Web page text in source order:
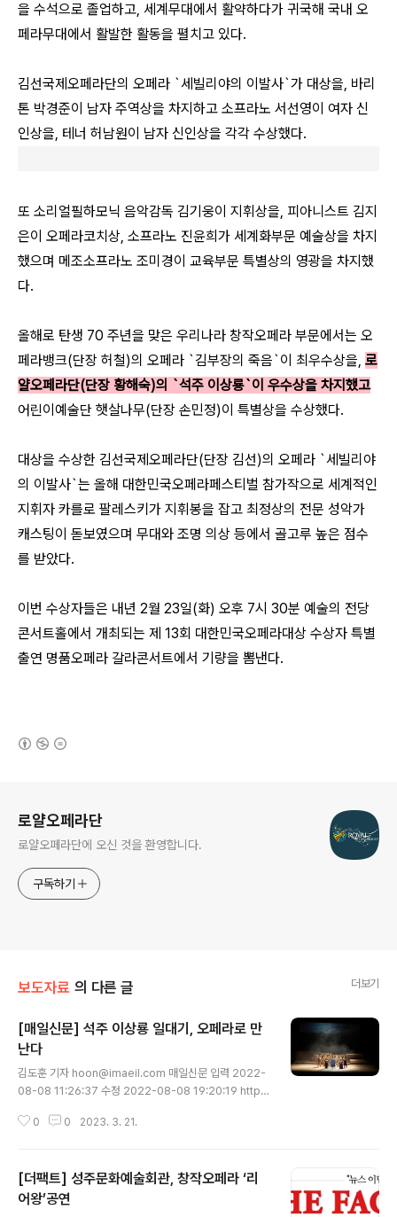
을 수석으로 졸업하고, 세계무대에서 활약하다가 귀국해 국내 오
페라무대에서 활발한 활동을 펼치고 있다.
김선국제오페라단의 오페라 `세빌리야의 이발사`가 대상을, 바리
톤 박경준이 남자 주역상을 차지하고 소프라노 서선영이 여자 신
인상을, 테너 허남원이 남자 신인상을 각각 수상했다.
또 소리얼필하모닉 음악감독 김기웅이 지휘상을, 피아니스트 김지
은이 오페라코치상, 소프라노 진윤희가 세계화부문 예술상을 차지
했으며 메조소프라노 조미경이 교육부문 특별상의 영광을 차지했
다.
올해로 탄생 70 주년을 맞은 우리나라 창작오페라 부문에서는 오
페라뱅크(단장 허철)의 오페라 `김부장의 죽음`이 최우수상을, 로
얄오페라단(단장 황해숙)의 `석주 이상룡`이 우수상을 차지했고
어린이예술단 햇살나무(단장 손민정)이 특별상을 수상했다.
대상을 수상한 김선국제오페라단(단장 김선)의 오페라 `세빌리야
의 이발사`는 올해 대한민국오페라페스티벌 참가작으로 세계적인
지휘자 카를로 팔레스키가 지휘봉을 잡고 최정상의 전문 성악가
캐스팅이 돋보였으며 무대와 조명 의상 등에서 골고루 높은 점수
를 받았다.
이번 수상자들은 내년 2월 23일(화) 오후 7시 30분 예술의 전당
콘서트홀에서 개최되는 제 13회 대한민국오페라대상 수상자 특별
출연 명품오페라 갈라콘서트에서 기량을 뽐낸다.
로얄오페라단
로얄오페라단에 오신 것을 환영합니다.
구독하기
보도자료 의 다른 글 더보기
[매일신문] 석주 이상룡 일대기, 오페라로 만
난다
김도훈 기자 hoon@imaeil.com 매일신문 입력 2022-
08-08 11:26:37 수정 2022-08-08 19:20:19 http
3443109 석주 이상룡 일대기, 오페라로 만난다 창작오페
술의전당 창작오페라 '석주 이상룡' 공연 모습. 로얄오페라
단 제공 석주 이상룡 선생의 나라사랑과 희생정신을 그린
0 0 2023. 3. 21.
[더팩트] 성주문화예술회관, 창작오페라 ‘리
어왕’공연